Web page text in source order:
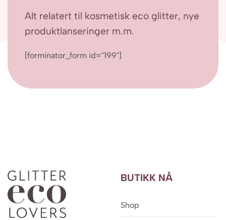
Alt relatert til kosmetisk eco glitter, nye
produktlanseringer m.m.
[forminator_form id="199"]
BUTIKK NÅ
Shop